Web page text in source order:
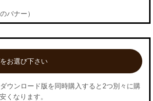
バナー）
お選び下さい
ウンロード版を同時購入すると2つ別々に購
くなります。